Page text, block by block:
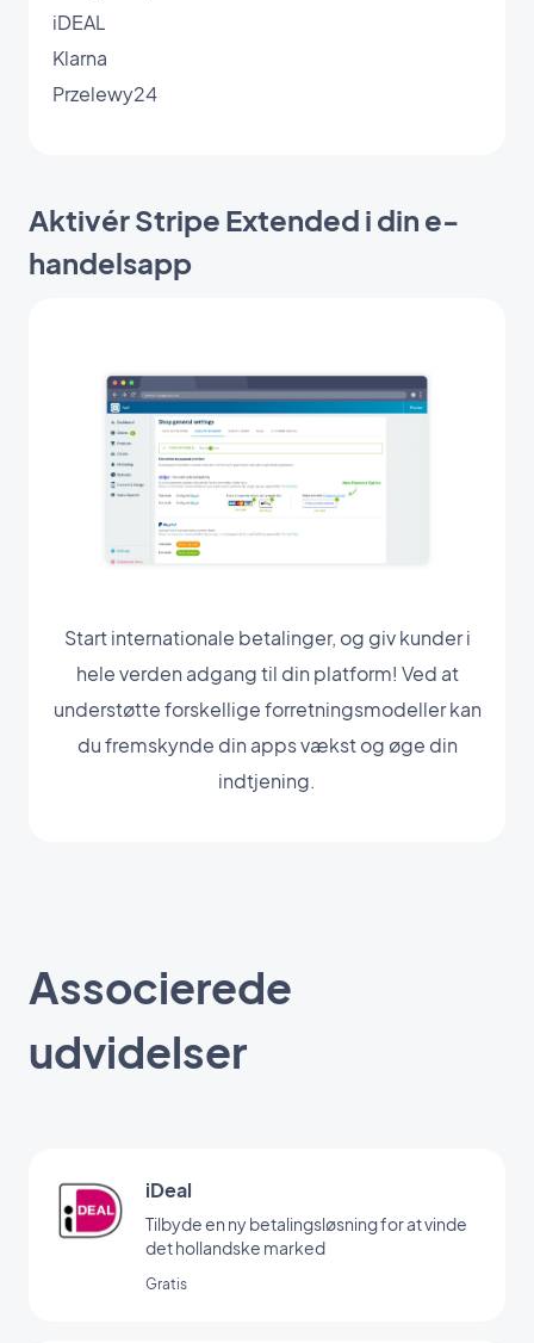
iDEAL
Klarna
Przelewy24
Aktivér Stripe Extended i din e-
handelsapp
Start internationale betalinger, og giv kunder i
hele verden adgang til din platform! Ved at
understøtte forskellige forretningsmodeller kan
du fremskynde din apps vækst og øge din
indtjening.
Associerede
udvidelser
iDeal
Tilbyde en ny betalingsløsning for at vinde
det hollandske marked
Gratis